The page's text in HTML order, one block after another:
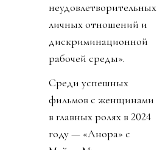
неудовлетворительных
личных отношений и
дискриминационной
рабочей среды».
Среди успешных
фильмов с женщинами
в главных ролях в 2024
году — «Анора» с